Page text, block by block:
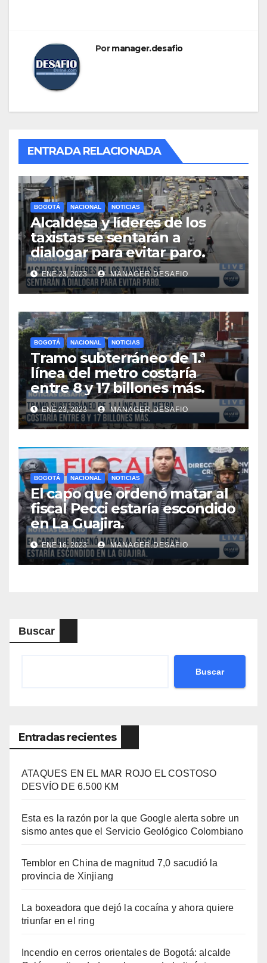
Pormanager.desafio
ENTRADA RELACIONADA
BOGOTÁ NACIONAL NOTICIAS
Alcaldesa y líderes de los
taxistas se sentarán a
dialogar para evitar paro.
ENE 23, 2023 MANAGER.DESAFIO
BOGOTÁ NACIONAL NOTICIAS
Tramo subterráneo de 1.ª
línea del metro costaría
entre 8 y 17 billones más.
ENE 23, 2023 MANAGER.DESAFIO
BOGOTÁ NACIONAL NOTICIAS
El capo que ordenó matar al
fiscal Pecci estaría escondido
en La Guajira.
ENE 16, 2023 MANAGER.DESAFIO
Buscar
Buscar
Entradas recientes
ATAQUES EN EL MAR ROJO EL COSTOSO
DESVÍO DE 6.500 KM
Esta es la razón por la que Google alerta sobre un
sismo antes que el Servicio Geológico Colombiano
Temblor en China de magnitud 7,0 sacudió la
provincia de Xinjiang
La boxeadora que dejó la cocaína y ahora quiere
triunfar en el ring​
Incendio en cerros orientales de Bogotá: alcalde